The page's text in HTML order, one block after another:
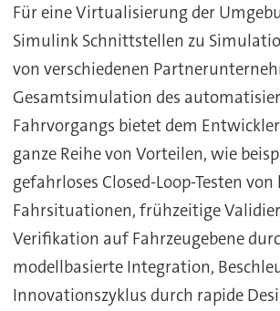
Für eine Virtualisierung der
Simulink Schnittstellen zu
von verschiedenen
Gesamtsimulation des
Fahrvorgangs bietet dem
ganze Reihe von Vorteilen, wie
gefahrloses Closed-Loop-Testen
Fahrsituationen, frühzeitige
Verifikation auf Fahrzeugebene
modellbasierte Integration,
Innovationszyklus durch rapide